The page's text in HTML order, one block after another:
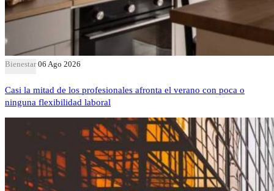
Bienestar 06 Ago 2026
Casi la mitad de los profesionales afronta el verano con poca o
ninguna flexibilidad laboral